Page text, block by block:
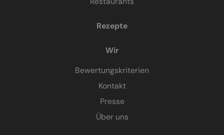
Rezepte
Wir
Bewertungskriterien
Kontakt
Presse
Über uns